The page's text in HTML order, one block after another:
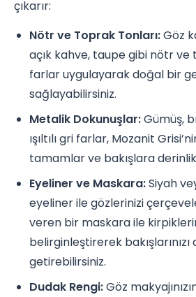
çıkarır:
Nötr ve Toprak Tonları:Göz
açık kahve, taupe gibi nötr
farlar uygulayarak doğal bir
sağlayabilirsiniz.
Metalik Dokunuşlar:Gümüş,
ışıltılı gri farlar, Mozanit Grisi’nin
tamamlar ve bakışlara
Eyeliner ve Maskara:Siyah
eyeliner ile gözlerinizi
veren bir maskara ile
belirginleştirerek
getirebilirsiniz.
Dudak Rengi:Göz